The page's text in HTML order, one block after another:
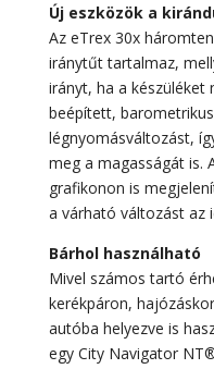
Új eszközök a
Az eTrex 30x
iránytűt tartalmaz,
irányt, ha a készüléket
beépített,
légnyomásváltozást,
meg a magasságát is.
grafikonon is
a várható változást az
Bárhol használható
Mivel számos tartó
kerékpáron,
autóba helyezve is
egy City Navigator